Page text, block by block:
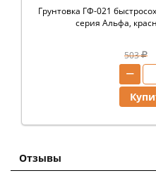
Грунтовка ГФ-021
серия Альфа,
503
−
Отзывы